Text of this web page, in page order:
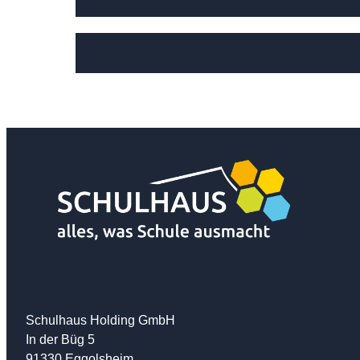
Schulhaus Holding GmbH
In der Büg 5